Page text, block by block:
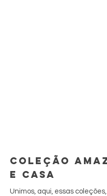
COLEÇÃO
E CASA
Unimos, aqui, essas